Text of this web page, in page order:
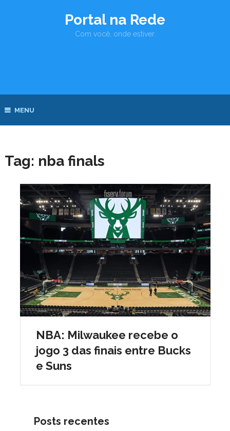
Portal na Rede
Com você, onde estiver.
MENU
Tag: nba finals
NBA: Milwaukee recebe o
jogo 3 das finais entre Bucks
e Suns
Posts recentes